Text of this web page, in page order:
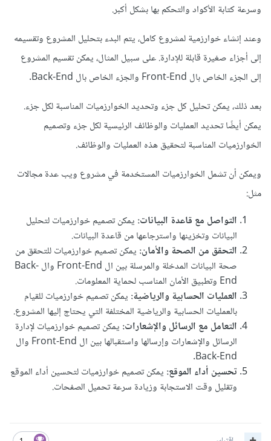
وسرعة كتابة الأكواد والتحكم بها بشكل أكبر.
وعند إنشاء خوارزمية لمشروع كامل، يتم البدء بتحليل المشروع وتقسيمه
إلى أجزاء صغيرة قابلة للإدارة. على سبيل المثال، يمكن تقسيم المشروع
إلى الجزء الخاص بال Front-End والجزء الخاص بال Back-End.
بعد ذلك، يمكن تحليل كل جزء وتحديد الخوارزميات المناسبة لكل جزء.
يمكن أيضًا تحديد العمليات والوظائف الرئيسية لكل جزء وتصميم
الخوارزميات المناسبة لتحقيق هذه العمليات والوظائف.
ويمكن أن تشمل الخوارزميات المستخدمة في مشروع ويب عدة مجالات
مثل:
التواصل مع قاعدة البيانات: يمكن تصميم خوارزميات لتحليل
البيانات وتخزينها واسترجاعها من قاعدة البيانات.
التحقق من الصحة والأمان:يمكن تصميم خوارزميات للتحقق من
صحة البيانات المدخلة والمرسلة بين ال Front-End وال Back-
End وتطبيق الأمان المناسب لحماية المعلومات.
العمليات الحسابية والرياضية:يمكن تصميم خوارزميات للقيام
بالعمليات الحسابية والرياضية المختلفة التي يحتاج إليها المشروع.
التعامل مع الرسائل والإشعارات: يمكن تصميم خوارزميات لإدارة
الرسائل والإشعارات وإرسالها واستقبالها بين ال Front-End وال
Back-End.
تحسين أداء الموقع: يمكن تصميم خوارزميات لتحسين أداء الموقع
وتقليل وقت الاستجابة وزيادة سرعة تحميل الصفحات.